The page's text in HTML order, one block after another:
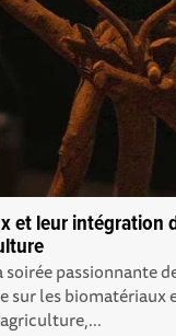
et leur intégration
soirée passionnante
sur les